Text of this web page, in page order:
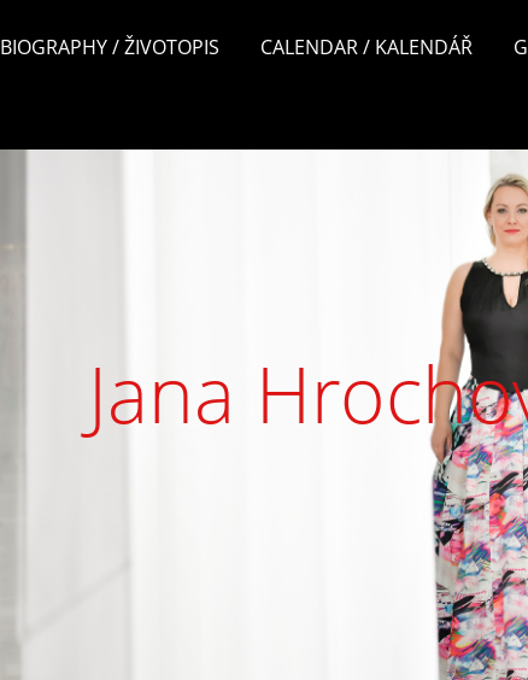
BIOGRAPHY / ŽIVOTOPIS CALENDAR / KALENDÁŘ
Jana